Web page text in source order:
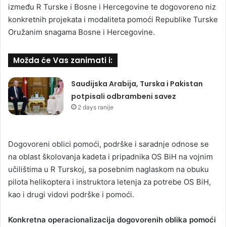
između R Turske i Bosne i Hercegovine te dogovoreno niz
konkretnih projekata i modaliteta pomoći Republike Turske
Oružanim snagama Bosne i Hercegovine.
Možda će Vas zanimati i:
Saudijska Arabija, Turska i Pakistan
potpisali odbrambeni savez
2 days ranije
Dogovoreni oblici pomoći, podrške i saradnje odnose se
na oblast školovanja kadeta i pripadnika OS BiH na vojnim
učilištima u R Turskoj, sa posebnim naglaskom na obuku
pilota helikoptera i instruktora letenja za potrebe OS BiH,
kao i drugi vidovi podrške i pomoći.
Konkretna operacionalizacija dogovorenih oblika pomoći